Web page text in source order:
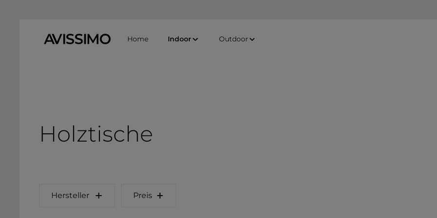
Home Indoor Outdoor
Holztische
Hersteller Preis